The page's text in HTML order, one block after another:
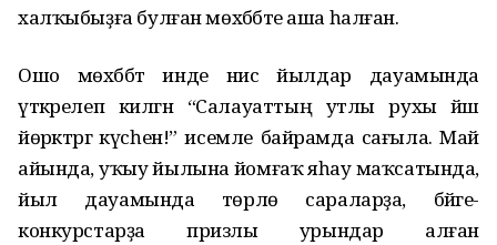
халҡыбыҙға булған мөхәббәте аша һалған.
Ошо мөхәббәт инде нисә йылдар дауамында
үткәрелеп килгән “Салауаттың утлы рухы йәш
йөрәктәргә күсһен!” исемле байрамда сағыла. Май
айында, уҡыу йылына йомғаҡ яһау маҡсатында,
йыл дауамында төрлө сараларҙа, бәйге-
конкурстарҙа призлы урындар алған